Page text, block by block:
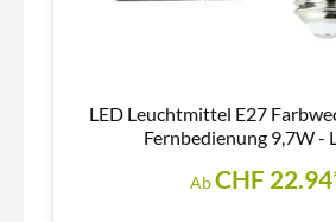
LED Leuchtmittel E27
Fernbedienung 9,7W -
AbCHF